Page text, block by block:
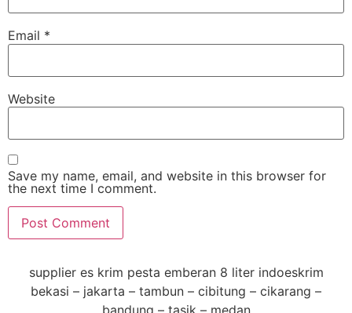
Email *
Website
Save my name, email, and website in this browser for
the next time I comment.
supplier es krim pesta emberan 8 liter indoeskrim
bekasi – jakarta – tambun – cibitung – cikarang –